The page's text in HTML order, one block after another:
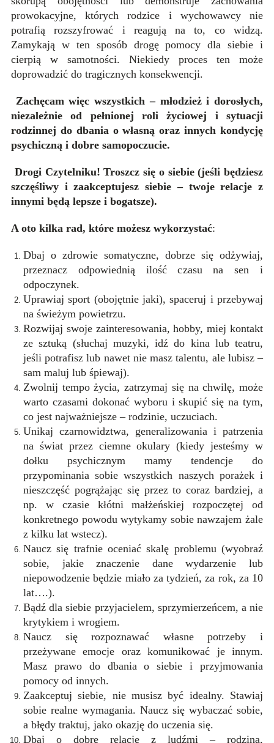
prowokacyjne, których rodzice i wychowawcy nie
potrafią rozszyfrować i reagują na to, co widzą.
Zamykają w ten sposób drogę pomocy dla siebie i
cierpią w samotności. Niekiedy proces ten może
doprowadzić do tragicznych konsekwencji.
Zachęcam więc wszystkich – młodzież i dorosłych,
niezależnie od pełnionej roli życiowej i sytuacji
rodzinnej do dbania o własną oraz innych kondycję
psychiczną i dobre samopoczucie.
Drogi Czytelniku! Troszcz się o siebie (jeśli będziesz
szczęśliwy i zaakceptujesz siebie – twoje relacje z
innymi będą lepsze i bogatsze).
A oto kilka rad, które możesz wykorzystać:
Dbaj o zdrowie somatyczne, dobrze się odżywiaj,
przeznacz odpowiednią ilość czasu na sen i
odpoczynek.
Uprawiaj sport (obojętnie jaki), spaceruj i przebywaj
na świeżym powietrzu.
Rozwijaj swoje zainteresowania, hobby, miej kontakt
ze sztuką (słuchaj muzyki, idź do kina lub teatru,
jeśli potrafisz lub nawet nie masz talentu, ale lubisz –
sam maluj lub śpiewaj).
Zwolnij tempo życia, zatrzymaj się na chwilę, może
warto czasami dokonać wyboru i skupić się na tym,
co jest najważniejsze – rodzinie, uczuciach.
Unikaj czarnowidztwa, generalizowania i patrzenia
na świat przez ciemne okulary (kiedy jesteśmy w
dołku psychicznym mamy tendencje do
przypominania sobie wszystkich naszych porażek i
nieszczęść pogrążając się przez to coraz bardziej, a
np. w czasie kłótni małżeńskiej rozpoczętej od
konkretnego powodu wytykamy sobie nawzajem żale
z kilku lat wstecz).
Naucz się trafnie oceniać skalę problemu (wyobraź
sobie, jakie znaczenie dane wydarzenie lub
niepowodzenie będzie miało za tydzień, za rok, za 10
lat….).
Bądź dla siebie przyjacielem, sprzymierzeńcem, a nie
krytykiem i wrogiem.
Naucz się rozpoznawać własne potrzeby i
przeżywane emocje oraz komunikować je innym.
Masz prawo do dbania o siebie i przyjmowania
pomocy od innych.
Zaakceptuj siebie, nie musisz być idealny. Stawiaj
sobie realne wymagania. Naucz się wybaczać sobie,
a błędy traktuj, jako okazję do uczenia się.
Dbaj o dobre relacje z ludźmi – rodziną,